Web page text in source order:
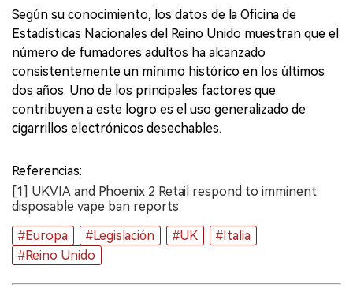
Según su conocimiento, los datos de la Oficina de
Estadísticas Nacionales del Reino Unido muestran que el
número de fumadores adultos ha alcanzado
consistentemente un mínimo histórico en los últimos
dos años. Uno de los principales factores que
contribuyen a este logro es el uso generalizado de
cigarrillos electrónicos desechables.
Referencias:
[1] UKVIA and Phoenix 2 Retail respond to imminent
disposable vape ban reports
#Europa
#Legislación #UK
#Italia
#Reino Unido